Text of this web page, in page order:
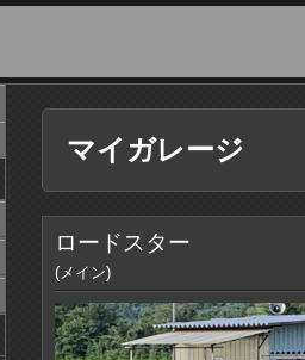
マイガレージ
ロードスター
(メイン)